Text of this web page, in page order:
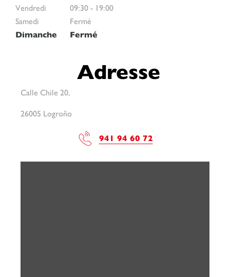
Vendredi
09:30 - 19:00
Samedi
Fermé
Dimanche
Fermé
Adresse
Calle Chile 20,
26005 Logroño
941 94 60 72